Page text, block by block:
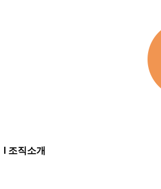
l 조직소개